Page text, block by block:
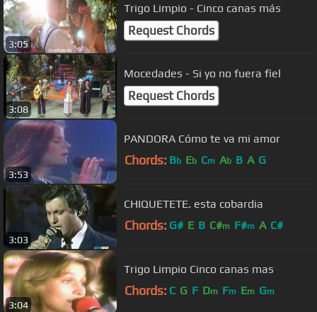
3:05
Trigo Limpio - Cinco canas más
Request Chords
3:08
Mocedades - Si yo no fuera fiel
Request Chords
3:53
PANDORA Cómo te va mi amor
Chords: Bb Eb Cm Ab B A G
3:03
CHIQUETETE. esta cobardia
Chords: G# E B C#m F#m A C#
3:04
Trigo Limpio Cinco canas mas
Chords: C G F Dm Fm Em Gm